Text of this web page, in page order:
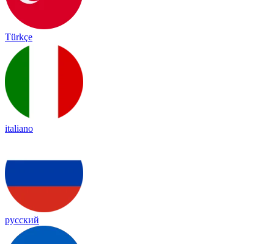
Türkçe
italiano
русский